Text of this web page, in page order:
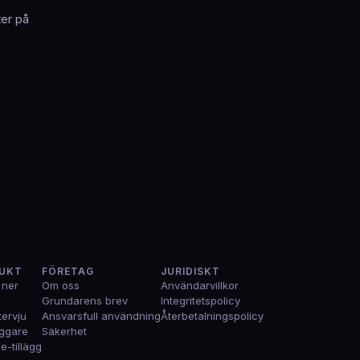
på
tillägg
FÖRETAG
Om oss
Grundarens brev
Ansvarsfull användning
Säkerhet
JURIDISKT
Användarvillkor
Integritetspolicy
Återbetalningspolicy